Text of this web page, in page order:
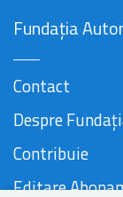
Fundația
Contact
Despre
Contribuie
Editare